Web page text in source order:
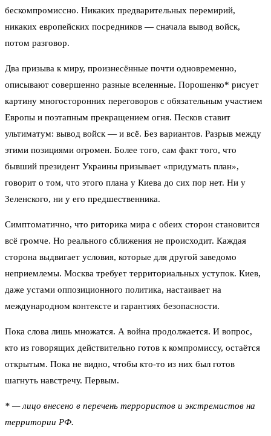
бескомпромиссно. Никаких предварительных перемирий,
никаких европейских посредников — сначала вывод войск,
потом разговор.
Два призыва к миру, произнесённые почти одновременно,
описывают совершенно разные вселенные. Порошенко* рисует
картину многосторонних переговоров с обязательным участием
Европы и поэтапным прекращением огня. Песков ставит
ультиматум: вывод войск — и всё. Без вариантов. Разрыв между
этими позициями огромен. Более того, сам факт того, что
бывший президент Украины призывает «придумать план»,
говорит о том, что этого плана у Киева до сих пор нет. Ни у
Зеленского, ни у его предшественника.
Симптоматично, что риторика мира с обеих сторон становится
всё громче. Но реального сближения не происходит. Каждая
сторона выдвигает условия, которые для другой заведомо
неприемлемы. Москва требует территориальных уступок. Киев,
даже устами оппозиционного политика, настаивает на
международном контексте и гарантиях безопасности.
Пока слова лишь множатся. А война продолжается. И вопрос,
кто из говорящих действительно готов к компромиссу, остаётся
открытым. Пока не видно, чтобы кто-то из них был готов
шагнуть навстречу. Первым.
* — лицо внесено в перечень террористов и экстремистов на
территории РФ.